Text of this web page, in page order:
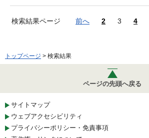
検索結果ページ 前へ 2 3 4
トップページ > 検索結果
ページの先頭へ戻る
サイトマップ
ウェブアクセシビリティ
プライバシーポリシー・免責事項